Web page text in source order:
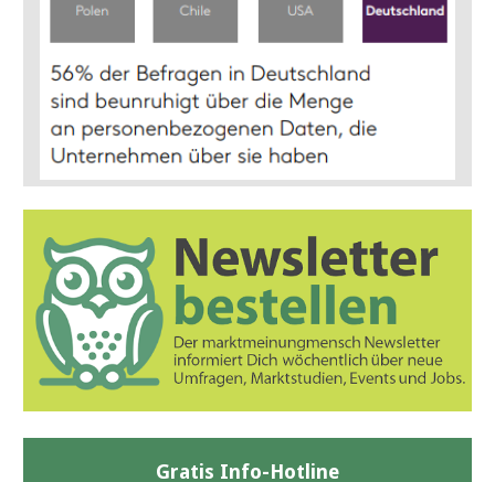
Gratis Info-Hotline